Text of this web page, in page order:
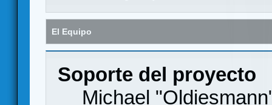
El Equipo
Soporte del proyecto
Michael